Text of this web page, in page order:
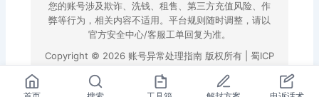
您的账号涉及欺诈、洗钱、租售、第三方充值风险、作
弊等行为，相关内容不适用。平台规则随时调整，请以
官方安全中心/客服工单回复为准。
Copyright © 2026 账号异常处理指南 版权所有 | 蜀ICP